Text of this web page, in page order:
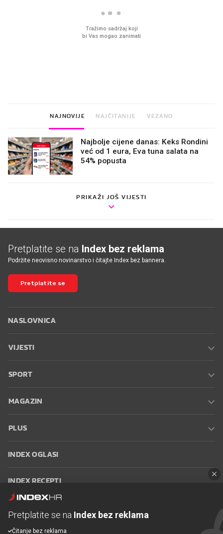
NAJNOVIJE NAJČITANIJE VEZANO
Najbolje cijene danas: Keks Rondini
već od 1 eura, Eva tuna salata na
54% popusta
PRIKAŽI JOŠ VIJESTI
Pretplatite se na Index bez reklama
Podržite neovisno novinarstvo i čitajte Index bez bannera.
Pretplatite se
NASLOVNICA
VIJESTI
SPORT
MAGAZIN
PLUS
INDEX OGLASI
INDEX RECEPTI
Pretplatite se na Index bez reklama
Čitanje bez reklama